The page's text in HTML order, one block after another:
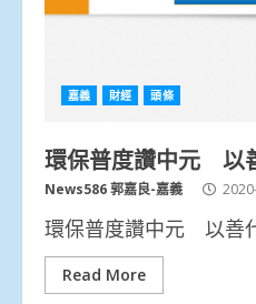
嘉義 財經 頭條
環保普度讚中元 以
News586 郭嘉良-嘉義
環保普度讚中元 以善
Read More